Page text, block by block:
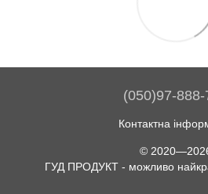
(050)97-888-
Контактна
©
ГУД ПРОДУКТ - можливо